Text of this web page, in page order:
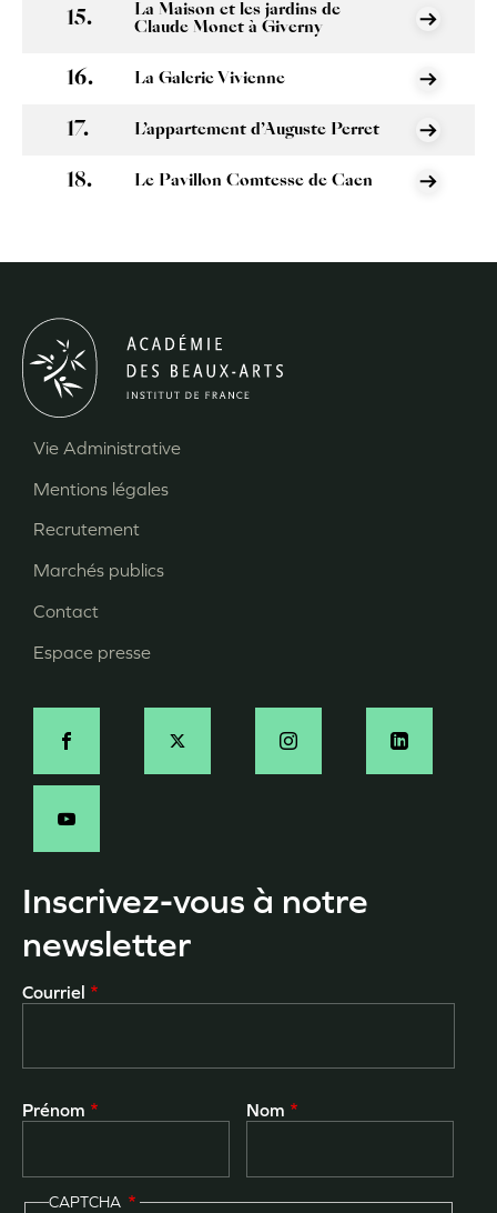
La Maison et les jardins de
Claude Monet à Giverny
La Galerie Vivienne
L’appartement d’Auguste Perret
Le Pavillon Comtesse de Caen
Pied
de
page
Vie Administrative
Mentions légales
Recrutement
Marchés publics
Contact
Espace presse
Social
Inscrivez-vous à notre
newsletter
Courriel
Prénom Nom
CAPTCHA